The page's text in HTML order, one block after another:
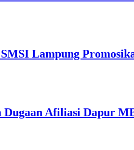
Lampung
Afiliasi Dapur